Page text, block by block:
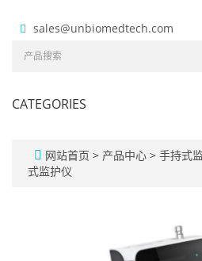
sales@unbiomedtech.com
CATEGORIES
网站首页 > 产品中心 > 手持式
式监护仪